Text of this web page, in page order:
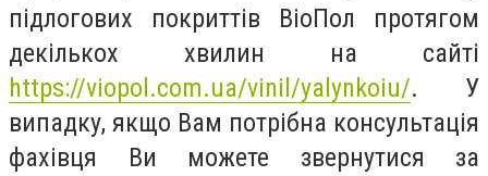
підлогових покриттів ВіоПол протягом
декількох хвилин на сайті
https://viopol.com.ua/vinil/yalynkoiu/. У
випадку, якщо Вам потрібна консультація
фахівця Ви можете звернутися за